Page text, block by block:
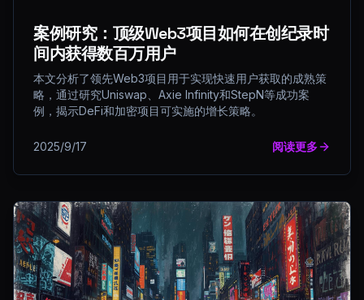
案例研究：顶级Web3项目如何在创纪录时
间内获得数百万用户
本文分析了领先Web3项目用于实现快速用户获取的成熟策
略，通过研究Uniswap、Axie Infinity和StepN等成功案
例，揭示DeFi和加密项目可实施的增长策略。
2025/9/17 阅读更多